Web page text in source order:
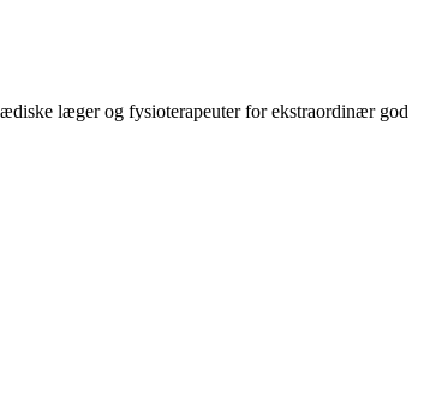
læger og fysioterapeuter for ekstraordinær god